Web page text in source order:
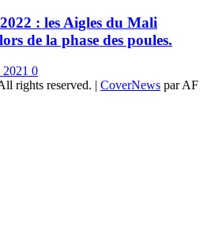
: les Aigles du Mali
de la phase des poules.
0
rights reserved. | CoverNews par AF